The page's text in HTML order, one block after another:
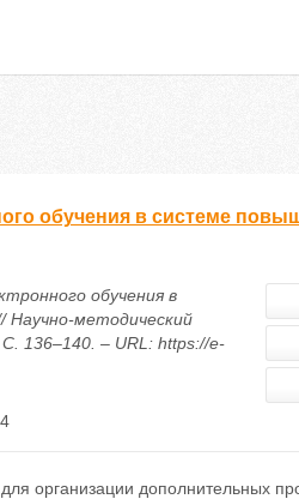
обучения в системе
обучения в
Научно-методический
136–140. – URL: https://e-
организации дополнительных